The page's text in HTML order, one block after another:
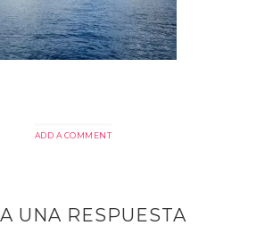
ADD A COMMENT
UNA RESPUESTA